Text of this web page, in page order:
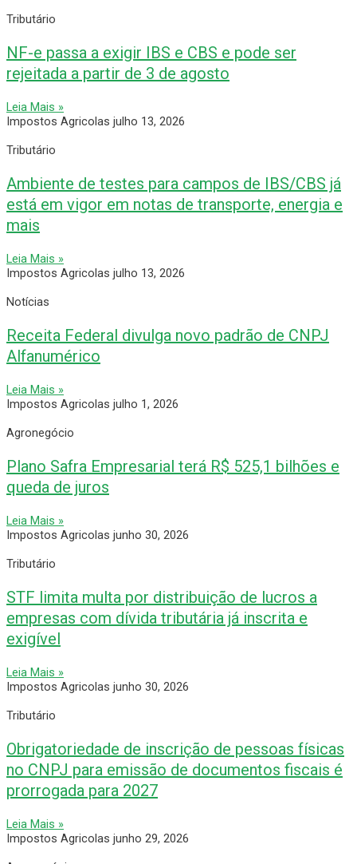
Tributário
NF-e passa a exigir IBS e CBS e pode ser
rejeitada a partir de 3 de agosto
Leia Mais »
Impostos Agricolas julho 13, 2026
Tributário
Ambiente de testes para campos de IBS/CBS já
está em vigor em notas de transporte, energia e
mais
Leia Mais »
Impostos Agricolas julho 13, 2026
Notícias
Receita Federal divulga novo padrão de CNPJ
Alfanumérico
Leia Mais »
Impostos Agricolas julho 1, 2026
Agronegócio
Plano Safra Empresarial terá R$ 525,1 bilhões e
queda de juros
Leia Mais »
Impostos Agricolas junho 30, 2026
Tributário
STF limita multa por distribuição de lucros a
empresas com dívida tributária já inscrita e
exigível
Leia Mais »
Impostos Agricolas junho 30, 2026
Tributário
Obrigatoriedade de inscrição de pessoas físicas
no CNPJ para emissão de documentos fiscais é
prorrogada para 2027
Leia Mais »
Impostos Agricolas junho 29, 2026